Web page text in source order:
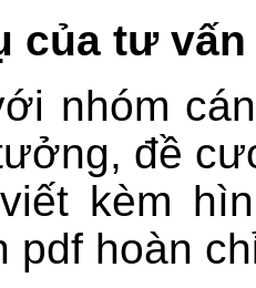
của tư vấn
nhóm
đề
kèm
pdf hoàn